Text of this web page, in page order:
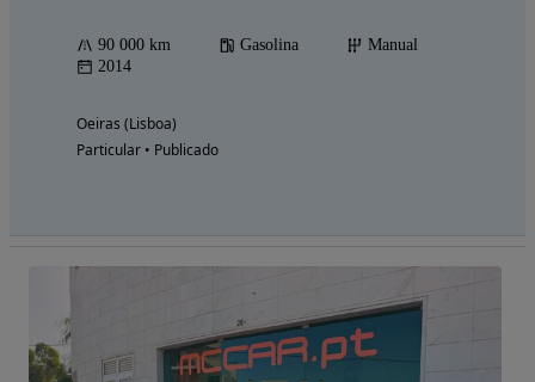
90 000 km Gasolina
Manual
2014
Oeiras (Lisboa)
Particular • Publicado